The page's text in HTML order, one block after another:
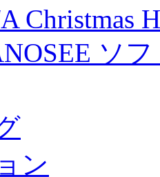
Christmas
ソ
ン